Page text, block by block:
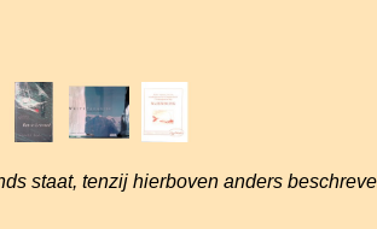
staat, tenzij hierboven anders